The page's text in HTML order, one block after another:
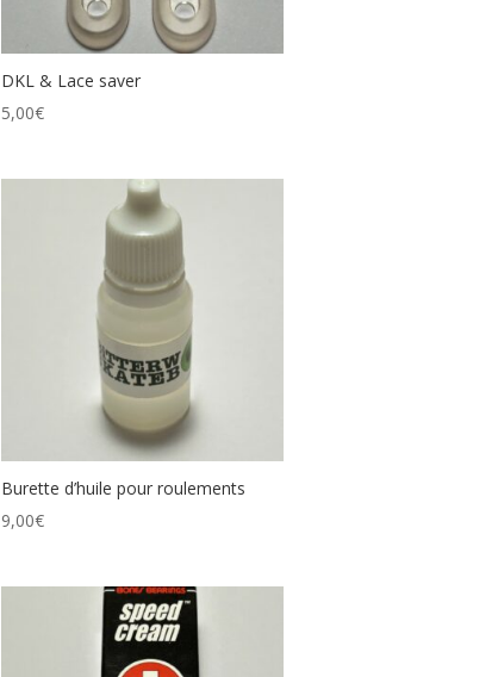
DKL & Lace saver
5,00€
Burette d’huile pour roulements
9,00€